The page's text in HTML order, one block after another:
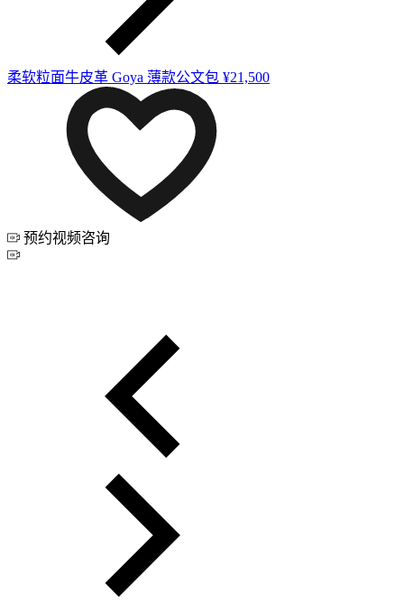
柔软粒面牛皮革 Goya 薄款公文包 ¥21,500
预约视频咨询